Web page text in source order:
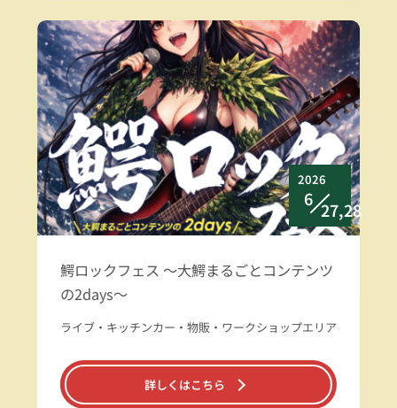
2026
6
27,28
鰐ロックフェス ～大鰐まるごとコンテンツ
の2days～
ライブ・キッチンカー・物販・ワークショップエリア
詳しくはこちら